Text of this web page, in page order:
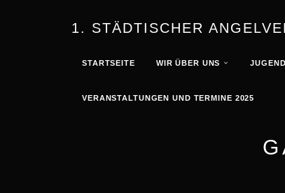
1. STÄDTISCHER
STARTSEITE WIR ÜBER UNS JUGEND
VERANSTALTUNGEN UND TERMINE 2025